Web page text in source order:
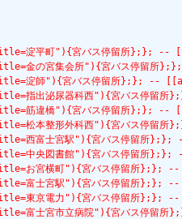
淀平町"){宮バス停留所};}; --
金の宮集会所"){宮バス停留所
淀師"){宮バス停留所};}; --
出泌尿器科西"){宮バス停留所
筋違橋"){宮バス停留所};}; --
本整形外科西"){宮バス停留所
西富士宮駅"){宮バス停留所};};
中央図書館"){宮バス停留所};};
お宮横町"){宮バス停留所};}; --
富士宮駅"){宮バス停留所};}; --
東京電力"){宮バス停留所};}; --
士宮市立病院"){宮バス停留所